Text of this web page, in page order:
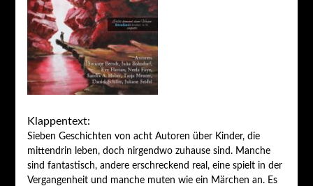
Klappentext:
Sieben Geschichten von acht Autoren über Kinder, die
mittendrin leben, doch nirgendwo zuhause sind. Manche
sind fantastisch, andere erschreckend real, eine spielt in der
Vergangenheit und manche muten wie ein Märchen an. Es